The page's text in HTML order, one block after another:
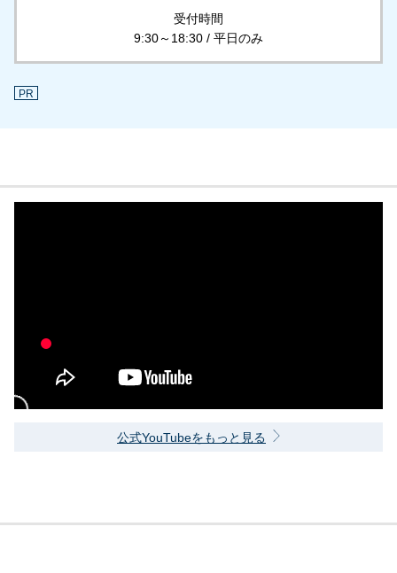
受付時間
9:30～18:30 / 平日のみ
PR
公式YouTubeをもっと見る